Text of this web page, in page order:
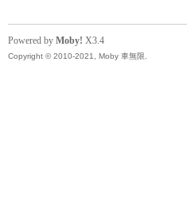
Powered by Moby! X3.4
Copyright © 2010-2021, Moby 車無限.